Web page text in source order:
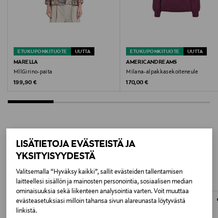
LISÄTIETOJA EVÄSTEISTÄ JA
YKSITYISYYDESTÄ
Valitsemalla “Hyväksy kaikki”, sallit evästeiden tallentamisen
laitteellesi sisällön ja mainosten personointia, sosiaalisen median
ominaisuuksia sekä liikenteen analysointia varten. Voit muuttaa
evästeasetuksiasi milloin tahansa sivun alareunasta löytyvästä
linkistä.
Valmistusmaa
Valmistajan tuotenumero
M22504160238
Valmistaja
Valmistajan osoite
Hofgartenstraße 1, 83071 Stephanskirchen, Germany
Digitaalinen osoite
service@marc-o-polo.com
ETUKUPONKITUOTE UUTTA
MARELLA
MllGirino-paita
Original Price
199,90 €
ETUKUPONKITUOTE UUTTA
AMERICANDREAMS
Milana-alpakkasekoiteneule
Original Price
170,00 €
LISÄÄ KIINNOSTAVIA
TUOTTEITA